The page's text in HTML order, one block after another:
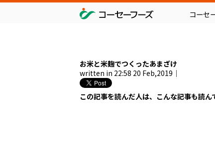
コーセ
お米と米麹でつくったあまざけ
written in 22:58 20 Feb,2019｜
この記事を読んだ人は、こんな記事も読